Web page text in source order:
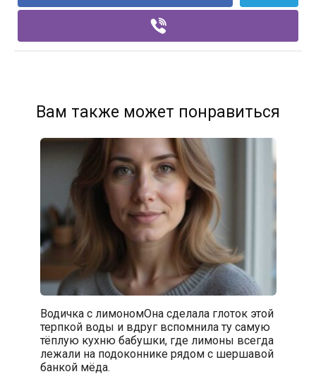
Вам также может понравиться
Водичка с лимономОна сделала глоток этой
терпкой воды и вдруг вспомнила ту самую
тёплую кухню бабушки, где лимоны всегда
лежали на подоконнике рядом с шершавой
банкой мёда.